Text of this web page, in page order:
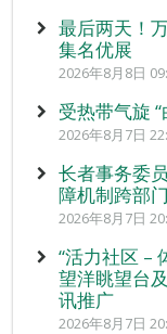
最后两天！
集名优展
2026年8月8日
受热带气旋
2026年8月7日
长者事务委
障机制跨部
2026年8月7日
“活力社区 –
望洋眺望台
讯推广
2026年8月7日